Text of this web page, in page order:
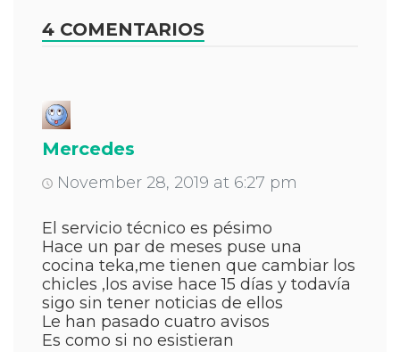
4 COMENTARIOS
Mercedes
November 28, 2019 at 6:27 pm
El servicio técnico es pésimo
Hace un par de meses puse una
cocina teka,me tienen que cambiar los
chicles ,los avise hace 15 días y todavía
sigo sin tener noticias de ellos
Le han pasado cuatro avisos
Es como si no esistieran